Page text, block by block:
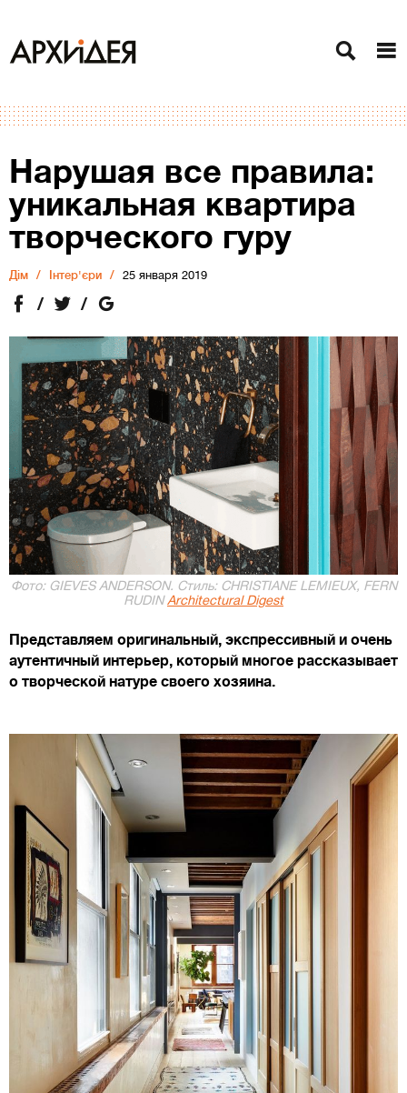
Нарушая все правила:
уникальная квартира
творческого гуру
Дiм Інтер'єри 25 января 2019
Фото: GIEVES ANDERSON. Стиль: CHRISTIANE LEMIEUX, FERN
RUDINArchitectural Digest
Представляем оригинальный, экспрессивный и очень
аутентичный интерьер, который многое рассказывает
о творческой натуре своего хозяина.